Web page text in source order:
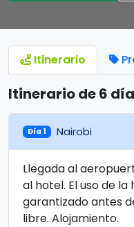
Itinerario
Itinerario de 6
Día 1 Nairobi
Llegada al
al hotel. El uso de
garantizado antes
libre. Alojamiento.